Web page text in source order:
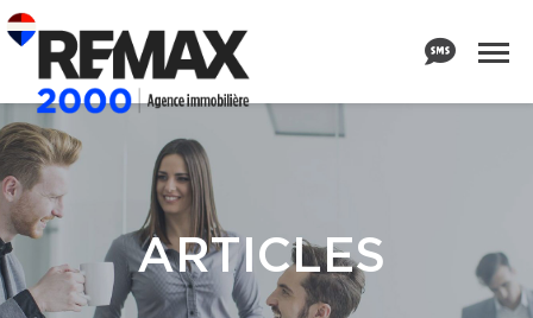
ARTICLES